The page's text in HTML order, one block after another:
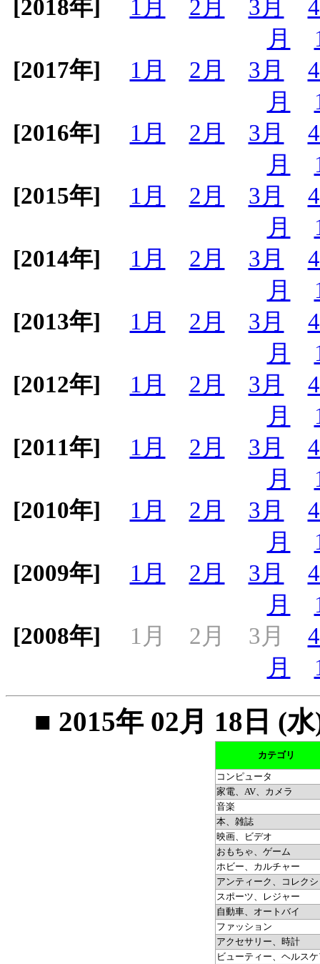
[2018年] 1月 2月 3月
月
[2017年]
1月 2月 3月
月
[2016年]
1月 2月 3月
月
[2015年]
1月 2月 3月
月
[2014年]
1月 2月 3月
月
[2013年]
1月 2月 3月
月
[2012年]
1月 2月 3月
月
[2011年]
1月 2月 3月
月
[2010年]
1月 2月 3月
月
[2009年]
1月 2月 3月
月
[2008年]
1月 2月 3月
月
■ 2015年 02月 18日 (
カテゴリ
コンピュータ
家電、AV、カメラ
音楽
本、雑誌
映画、ビデオ
おもちゃ、ゲーム
ホビー、カルチャー
アンティーク、コレク
スポーツ、レジャー
自動車、オートバイ
ファッション
アクセサリー、時計
ビューティー、ヘルス